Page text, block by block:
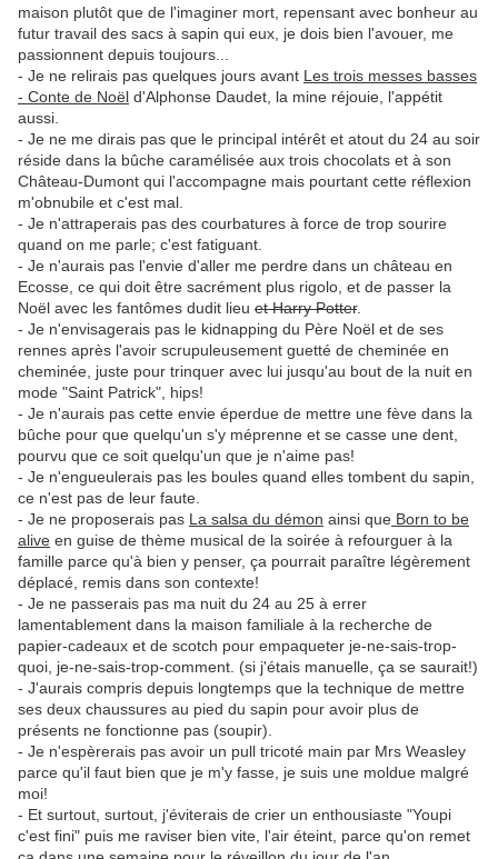
maison plutôt que de l'imaginer mort, repensant avec bonheur au
futur travail des sacs à sapin qui eux, je dois bien l'avouer, me
passionnent depuis toujours...
- Je ne relirais pas quelques jours avant Les trois messes basses
- Conte de Noël d'Alphonse Daudet, la mine réjouie, l'appétit
aussi.
- Je ne me dirais pas que le principal intérêt et atout du 24 au soir
réside dans la bûche caramélisée aux trois chocolats et à son
Château-Dumont qui l'accompagne mais pourtant cette réflexion
m'obnubile et c'est mal.
- Je n'attraperais pas des courbatures à force de trop sourire
quand on me parle; c'est fatiguant.
- Je n'aurais pas l'envie d'aller me perdre dans un château en
Ecosse, ce qui doit être sacrément plus rigolo, et de passer la
Noël avec les fantômes dudit lieu et Harry Potter.
- Je n'envisagerais pas le kidnapping du Père Noël et de ses
rennes après l'avoir scrupuleusement guetté de cheminée en
cheminée, juste pour trinquer avec lui jusqu'au bout de la nuit en
mode "Saint Patrick", hips!
- Je n'aurais pas cette envie éperdue de mettre une fève dans la
bûche pour que quelqu'un s'y méprenne et se casse une dent,
pourvu que ce soit quelqu'un que je n'aime pas!
- Je n'engueulerais pas les boules quand elles tombent du sapin,
ce n'est pas de leur faute.
- Je ne proposerais pas La salsa du démon ainsi que Born to be
alive en guise de thème musical de la soirée à refourguer à la
famille parce qu'à bien y penser, ça pourrait paraître légèrement
déplacé, remis dans son contexte!
- Je ne passerais pas ma nuit du 24 au 25 à errer
lamentablement dans la maison familiale à la recherche de
papier-cadeaux et de scotch pour empaqueter je-ne-sais-trop-
quoi, je-ne-sais-trop-comment. (si j'étais manuelle, ça se saurait!)
- J'aurais compris depuis longtemps que la technique de mettre
ses deux chaussures au pied du sapin pour avoir plus de
présents ne fonctionne pas (soupir).
- Je n'espèrerais pas avoir un pull tricoté main par Mrs Weasley
parce qu'il faut bien que je m'y fasse, je suis une moldue malgré
moi!
- Et surtout, surtout, j'éviterais de crier un enthousiaste "Youpi
c'est fini" puis me raviser bien vite, l'air éteint, parce qu'on remet